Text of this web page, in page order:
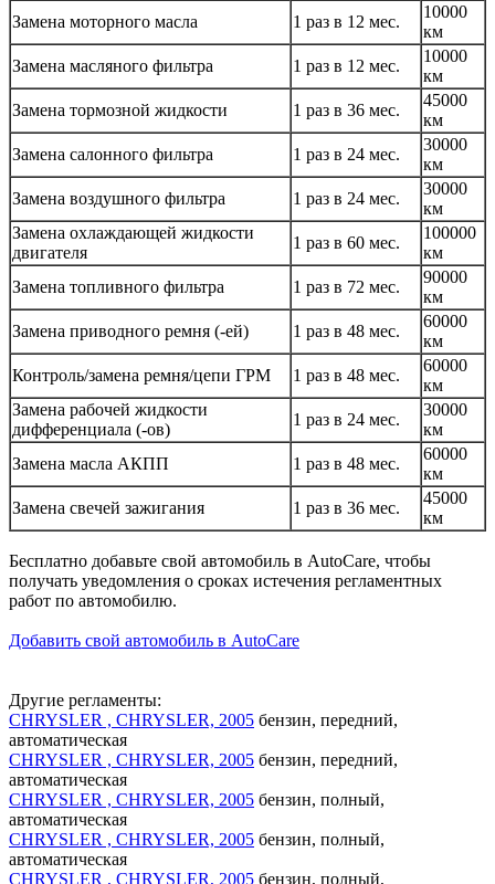
Замена моторного масла 1 раз в 12 мес.
10000
км
Замена масляного фильтра
1 раз в 12 мес.
10000
км
Замена тормозной жидкости
1 раз в 36 мес.
45000
км
Замена салонного фильтра
1 раз в 24 мес.
30000
км
Замена воздушного фильтра
1 раз в 24 мес.
30000
км
Замена охлаждающей жидкости
двигателя
1 раз в 60 мес.
100000
км
Замена топливного фильтра
1 раз в 72 мес.
90000
км
Замена приводного ремня (-ей)
1 раз в 48 мес.
60000
км
Контроль/замена ремня/цепи ГРМ
1 раз в 48 мес.
60000
км
Замена рабочей жидкости
дифференциала (-ов)
1 раз в 24 мес.
30000
км
Замена масла АКПП
1 раз в 48 мес.
60000
км
Замена свечей зажигания
1 раз в 36 мес.
45000
км
Бесплатно добавьте свой автомобиль в AutoCare, чтобы
получать уведомления о сроках истечения регламентных
работ по автомобилю.
Добавить свой автомобиль в AutoCare
Другие регламенты:
CHRYSLER , CHRYSLER, 2005 бензин, передний,
автоматическая
CHRYSLER , CHRYSLER, 2005 бензин, передний,
автоматическая
CHRYSLER , CHRYSLER, 2005 бензин, полный,
автоматическая
CHRYSLER , CHRYSLER, 2005 бензин, полный,
автоматическая
CHRYSLER , CHRYSLER, 2005 бензин, полный,